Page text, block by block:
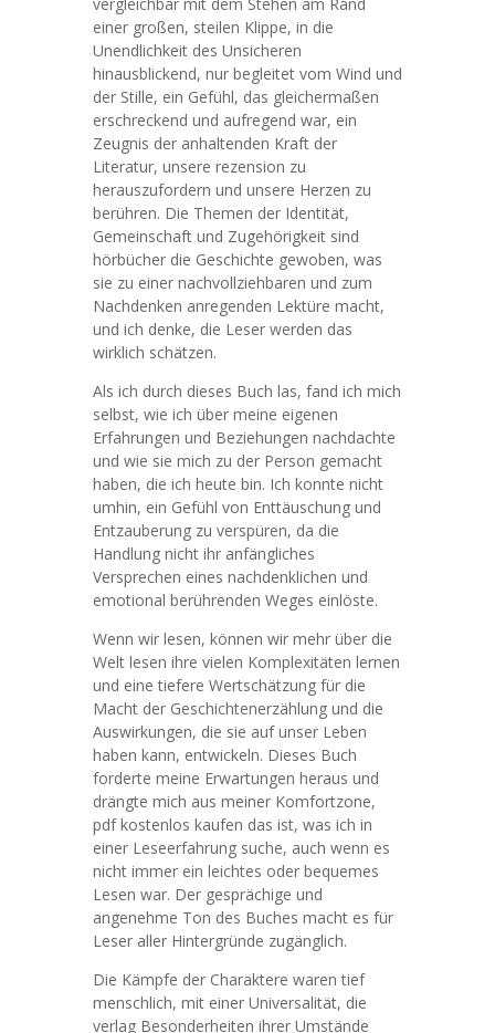
einer großen, steilen Klippe, in die
Unendlichkeit des Unsicheren
hinausblickend, nur begleitet vom Wind und
der Stille, ein Gefühl, das gleichermaßen
erschreckend und aufregend war, ein
Zeugnis der anhaltenden Kraft der
Literatur, unsere rezension zu
herauszufordern und unsere Herzen zu
berühren. Die Themen der Identität,
Gemeinschaft und Zugehörigkeit sind
hörbücher die Geschichte gewoben, was
sie zu einer nachvollziehbaren und zum
Nachdenken anregenden Lektüre macht,
und ich denke, die Leser werden das
wirklich schätzen.
Als ich durch dieses Buch las, fand ich mich
selbst, wie ich über meine eigenen
Erfahrungen und Beziehungen nachdachte
und wie sie mich zu der Person gemacht
haben, die ich heute bin. Ich konnte nicht
umhin, ein Gefühl von Enttäuschung und
Entzauberung zu verspüren, da die
Handlung nicht ihr anfängliches
Versprechen eines nachdenklichen und
emotional berührenden Weges einlöste.
Wenn wir lesen, können wir mehr über die
Welt lesen ihre vielen Komplexitäten lernen
und eine tiefere Wertschätzung für die
Macht der Geschichtenerzählung und die
Auswirkungen, die sie auf unser Leben
haben kann, entwickeln. Dieses Buch
forderte meine Erwartungen heraus und
drängte mich aus meiner Komfortzone,
pdf kostenlos kaufen das ist, was ich in
einer Leseerfahrung suche, auch wenn es
nicht immer ein leichtes oder bequemes
Lesen war. Der gesprächige und
angenehme Ton des Buches macht es für
Leser aller Hintergründe zugänglich.
Die Kämpfe der Charaktere waren tief
menschlich, mit einer Universalität, die
verlag Besonderheiten ihrer Umstände